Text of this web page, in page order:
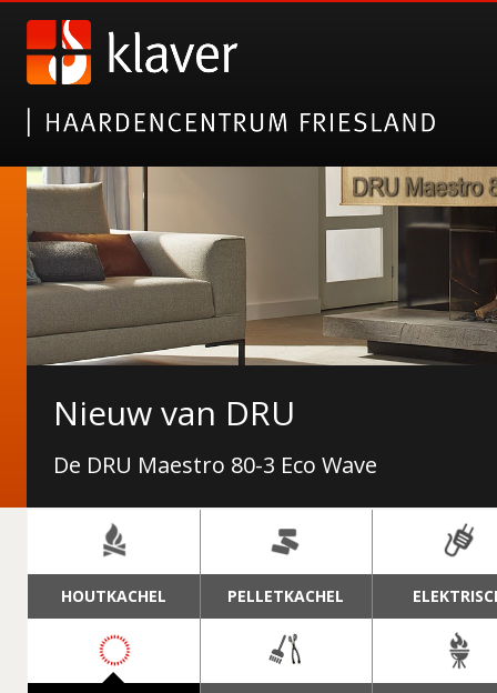
Laat je inspireren op
Neem een kijkje op ons profiel
Nieuw van DRU
De DRU Maestro 80-3 Eco Wave
NAVIGATIE
HOUTKACHEL PELLETKACHEL